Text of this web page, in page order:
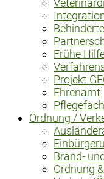
Frühe
Projekt
Ehrenamt
Ordnung /
Brand-
Ordnung